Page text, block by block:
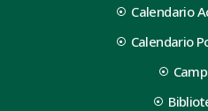
Calendario
Calendario